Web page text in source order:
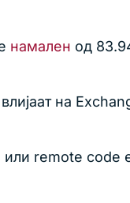
намален од
на
или remote code